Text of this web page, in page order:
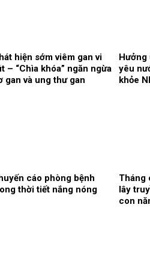
hiện sớm viêm gan vi
– “Chìa khóa” ngăn ngừa
gan và ung thư gan
Hưởng
yêu
khỏe
cáo phòng bệnh
thời tiết nắng nóng
Tháng
lây
con